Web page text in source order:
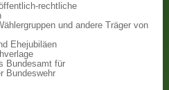
rechtliche
und andere Träger von
Ehejubiläen
Bundesamt für
Bundeswehr